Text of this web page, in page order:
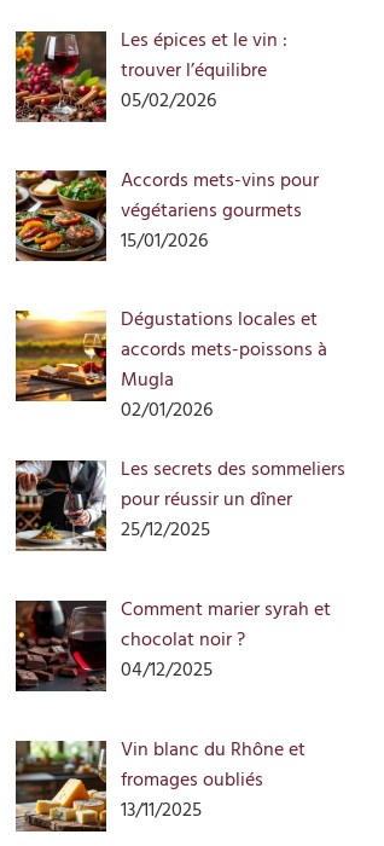
Les épices et le vin :
trouver l’équilibre
05/02/2026
Accords mets-vins pour
végétariens gourmets
15/01/2026
Dégustations locales et
accords mets-poissons à
Mugla
02/01/2026
Les secrets des sommeliers
pour réussir un dîner
25/12/2025
Comment marier syrah et
chocolat noir ?
04/12/2025
Vin blanc du Rhône et
fromages oubliés
13/11/2025